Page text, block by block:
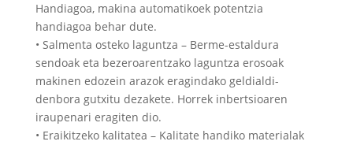
Handiagoa, makina automatikoek potentzia
handiagoa behar dute.
• Salmenta osteko laguntza – Berme-estaldura
sendoak eta bezeroarentzako laguntza erosoak
makinen edozein arazok eragindako geldialdi-
denbora gutxitu dezakete. Horrek inbertsioaren
iraupenari eragiten dio.
• Eraikitzeko kalitatea – Kalitate handiko materialak